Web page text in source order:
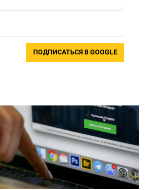
ПОДПИСАТЬСЯ В GOOGLE